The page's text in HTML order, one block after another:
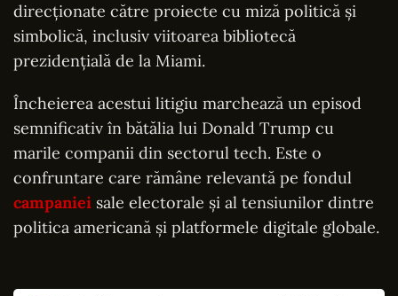
direcționate către proiecte cu miză politică și
simbolică, inclusiv viitoarea bibliotecă
prezidențială de la Miami.
Încheierea acestui litigiu marchează un episod
semnificativ în bătălia lui Donald Trump cu
marile companii din sectorul tech. Este o
confruntare care rămâne relevantă pe fondul
campaniei sale electorale și al tensiunilor dintre
politica americană și platformele digitale globale.